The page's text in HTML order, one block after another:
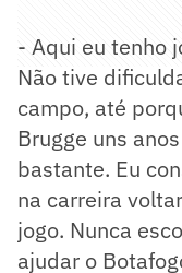
- Aqui eu tenho
Não tive
campo, até
Brugge uns
bastante. Eu
na carreira
jogo. Nunca
ajudar o